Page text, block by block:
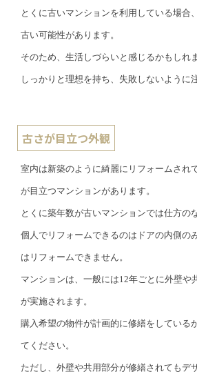
とくに古いマンションを利用している場合
古い可能性があります。
そのため、生活しづらいと感じるかもしれ
しっかりと理想を持ち、失敗しないように
古さが目立つ外観
室内は新築のように綺麗にリフォームされ
が目立つマンションがあります。
とくに築年数が古いマンションでは仕方の
個人でリフォームできるのはドアの内側の
はリフォームできません。
マンションは、一般には12年ごとに外壁や
が実施されます。
購入希望の物件が計画的に修繕をしている
てください。
ただし、外壁や共用部分が修繕されてもデ